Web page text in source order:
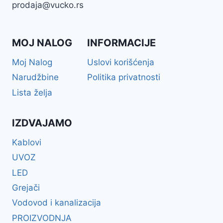
prodaja@vucko.rs
MOJ NALOG
Moj Nalog
Narudžbine
Lista želja
INFORMACIJE
Uslovi korišćenja
Politika privatnosti
IZDVAJAMO
Kablovi
UVOZ
LED
Grejači
Vodovod i kanalizacija
PROIZVODNJA